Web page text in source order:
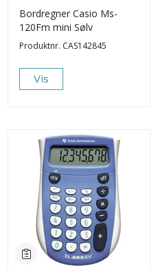
Bordregner Casio Ms-
120Fm mini Sølv
Produktnr. CAS142845
Vis